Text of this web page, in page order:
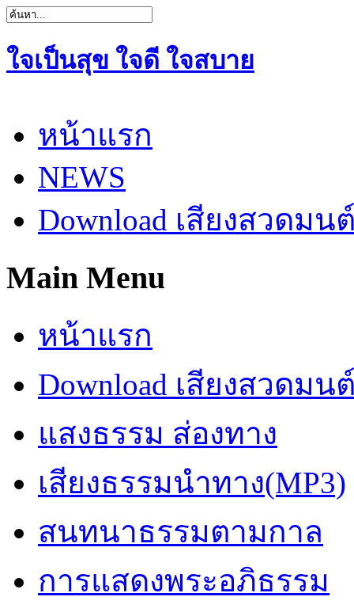
ใจเป็นสุข ใจดี ใจสบาย
หน้าแรก
NEWS
Download เสียงสวดมน
Main Menu
หน้าแรก
Download เสียงสวดมน
แสงธรรม ส่องทาง
เสียงธรรมนำทาง(MP3)
สนทนาธรรมตามกาล
การแสดงพระอภิธรรม